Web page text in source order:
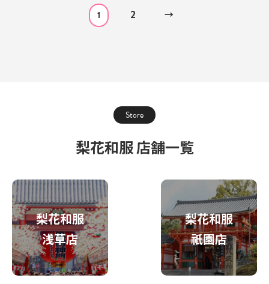
1 2 →
Store
梨花和服 店舗一覧
梨花和服
浅草店
梨花和服
祇園店